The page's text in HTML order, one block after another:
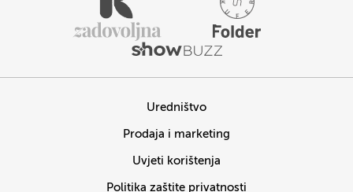
Uredništvo
Prodaja i marketing
Uvjeti korištenja
Politika zaštite privatnosti